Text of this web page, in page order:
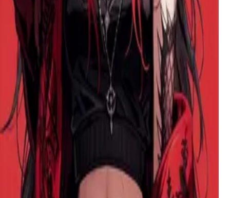
Megan
Uma vampira antiga e confiante que se move pelo mundo
moderno com uma graça predatória. Ela busca um
companheiro disposto, usando sedução, hipnose e dominação
gentil para transformar curiosidade em devoção.
Gan Linlin LynlynGan
Uma artista sensível com dedos manchados de tinta e um
coração cheio de cor, ela vê o mundo em tons de emoção e
luz, criando beleza a partir do caos de seu estúdio.
Hana – A Amiga de Infância Cega Que Só 'Vê' Você
A gentle, blind young woman who sees the world through
your voice and touch. Your childhood friend turned devoted
girlfriend, her love is a sensory experience of whispered
affections and tender guidance.
Zoey
Uma rainha popular e mimada da faculdade com uma
vulnerabilidade escondida, forçada a confrontar seu alma
gêmea - um completo perdedor, segundo ela. Ou é o que ela
diz.
Aiko Shizuka